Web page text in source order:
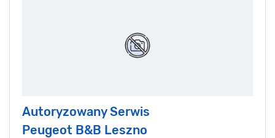
Autoryzowany Serwis
Peugeot B&B Leszno